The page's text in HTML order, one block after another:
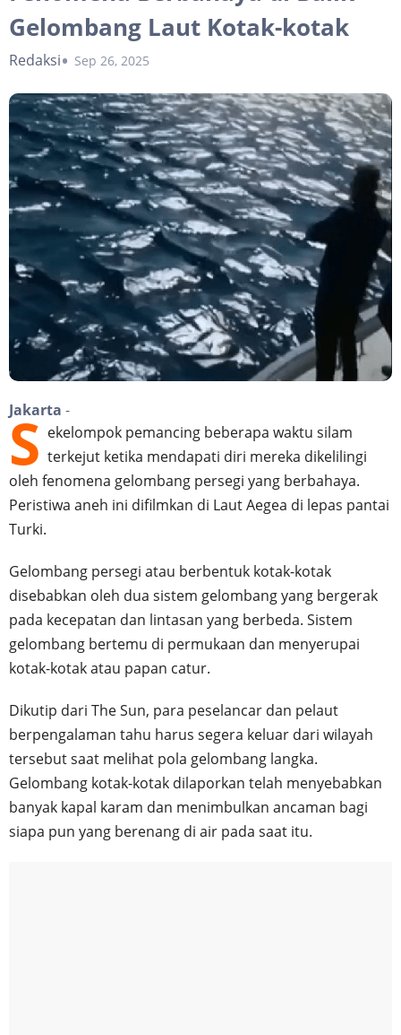
Gelombang Laut Kotak-kotak
Redaksi Sep 26, 2025
Jakarta -
S ekelompok pemancing beberapa waktu silam
terkejut ketika mendapati diri mereka dikelilingi
oleh fenomena gelombang persegi yang berbahaya.
Peristiwa aneh ini difilmkan di Laut Aegea di lepas pantai
Turki.
Gelombang persegi atau berbentuk kotak-kotak
disebabkan oleh dua sistem gelombang yang bergerak
pada kecepatan dan lintasan yang berbeda. Sistem
gelombang bertemu di permukaan dan menyerupai
kotak-kotak atau papan catur.
Dikutip dari The Sun, para peselancar dan pelaut
berpengalaman tahu harus segera keluar dari wilayah
tersebut saat melihat pola gelombang langka.
Gelombang kotak-kotak dilaporkan telah menyebabkan
banyak kapal karam dan menimbulkan ancaman bagi
siapa pun yang berenang di air pada saat itu.